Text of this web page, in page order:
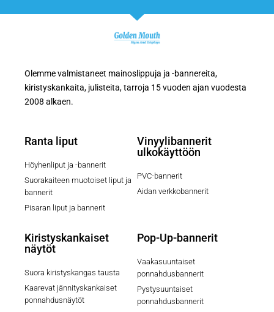
Olemme valmistaneet mainoslippuja ja -bannereita,
kiristyskankaita, julisteita, tarroja 15 vuoden ajan vuodesta
2008 alkaen.
Ranta liput
Höyhenliput ja -bannerit
Suorakaiteen muotoiset liput ja
bannerit
Pisaran liput ja bannerit
Vinyylibannerit
ulkokäyttöön
PVC-bannerit
Aidan verkkobannerit
Kiristyskankaiset
näytöt
Suora kiristyskangas tausta
Kaarevat jännityskankaiset
ponnahdusnäytöt
Pop-Up-bannerit
Vaakasuuntaiset
ponnahdusbannerit
Pystysuuntaiset
ponnahdusbannerit